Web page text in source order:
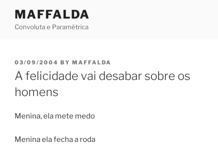
content
MAFFALDA
Convoluta e Paramétrica
POSTED
ON
03/09/2004 BY MAFFALDA
A felicidade vai desabar sobre os
homens
Menina, ela mete medo
Menina ela fecha a roda